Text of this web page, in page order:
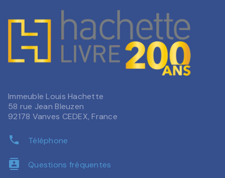
Immeuble Louis Hachette
58 rue Jean Bleuzen
92178 Vanves CEDEX, France
phone Téléphone
contacts Questions fréquentes